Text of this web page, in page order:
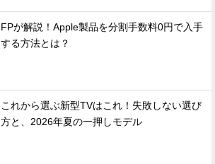
FPが解説！Apple製品を分割手数料0円で入手
する方法とは？
これから選ぶ新型TVはこれ！失敗しない選び
方と、2026年夏の一押しモデル